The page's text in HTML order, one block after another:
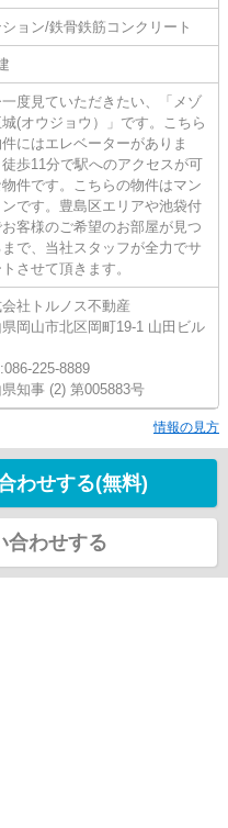
ョン/鉄骨鉄筋コンクリート
度見ていただきたい、「メゾ
城(オウジョウ）」です。こちら
にはエレベーターがありま
歩11分で駅へのアクセスが可
件です。こちらの物件はマン
ンです。豊島区エリアや池袋付
客様のご希望のお部屋が見つ
で、当社スタッフが全力でサ
させて頂きます。
社トルノス不動産
県岡山市北区岡町19-1 山田ビル
225-8889
県知事 (2) 第005883号
情報の見方
わせする(無料)
合わせする